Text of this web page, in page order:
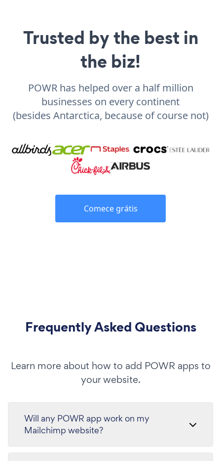
Trusted by the best in
the biz!
POWR has helped over a half million
businesses on every continent
(besides Antarctica, because of course not)
Comece grátis
Frequently Asked Questions
Learn more about how to add POWR apps to
your website.
Will any POWR app work on my
Mailchimp website?